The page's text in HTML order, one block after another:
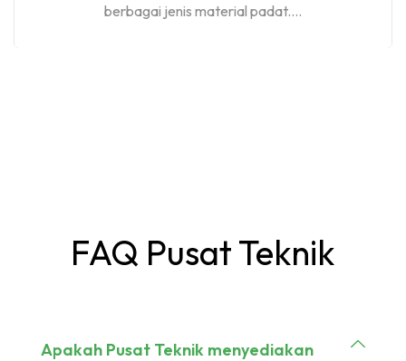
berbagai jenis material padat....
FAQ Pusat Teknik
Apakah Pusat Teknik menyediakan